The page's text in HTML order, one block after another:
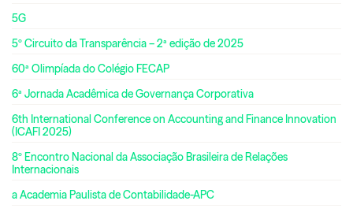
5G
5º Circuito da Transparência – 2ª edição de 2025
60ª Olimpíada do Colégio FECAP
6ª Jornada Acadêmica de Governança Corporativa
6th International Conference on Accounting and Finance Innovation
(ICAFI 2025)
8º Encontro Nacional da Associação Brasileira de Relações
Internacionais
a Academia Paulista de Contabilidade-APC